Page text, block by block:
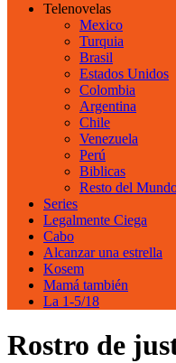
Telenovelas
Mexico
Turquia
Brasil
Estados Unidos
Colombia
Argentina
Chile
Venezuela
Perú
Biblicas
Resto del
Series
Legalmente Ciega
Cabo
Alcanzar una estrella
Kosem
Mamá también
La 1-5/18
Rostro de